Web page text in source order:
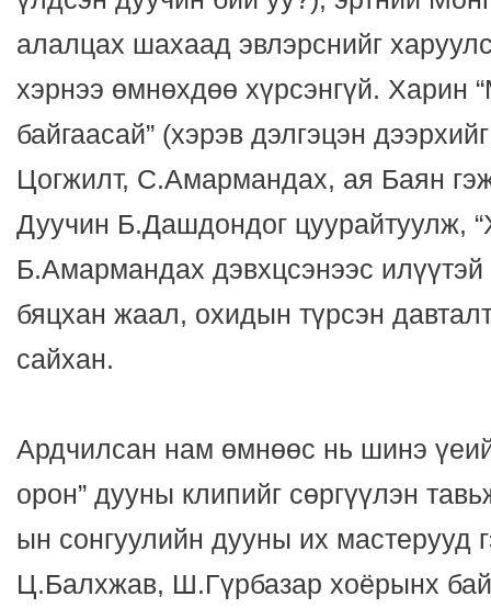
алалцах шахаад эвлэрснийг
хэрнээ өмнөхдөө хүрсэнгүй. Харин
байгаасай” (хэрэв дэлгэцэн
Цогжилт, С.Амармандах, ая Баян
Дуучин Б.Дашдондог цуурайтуулж,
Б.Амармандах дэвхцсэнээс
бяцхан жаал, охидын түрсэн
сайхан.
Ардчилсан нам өмнөөс нь шинэ
орон” дууны клипийг сөргүүлэн
ын сонгуулийн дууны их мастерууд
Ц.Балхжав, Ш.Гүрбазар хоёрынх